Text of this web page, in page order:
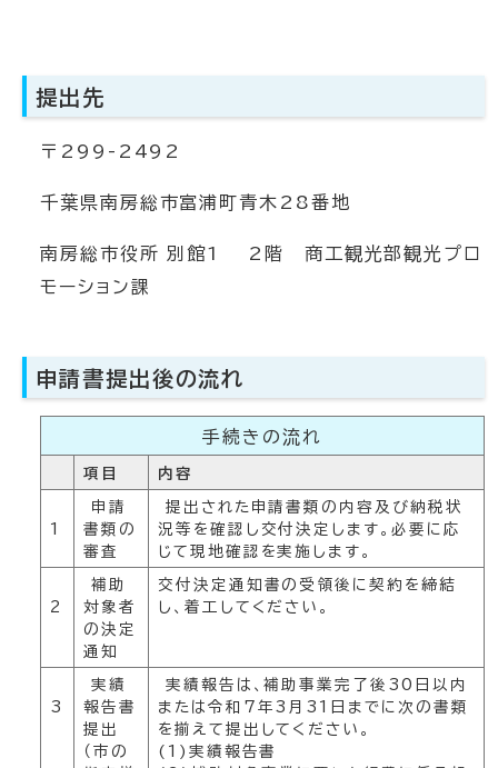
提出先
〒299-2492
千葉県南房総市富浦町青木28番地
南房総市役所 別館1 2階 商工観光部観光プロ
モーション課
申請書提出後の流れ
手続きの流れ
項目 内容
1
申請
書類の
審査
提出された申請書類の内容及び納税状
況等を確認し交付決定します。必要に応
じて現地確認を実施します。
2
補助
対象者
の決定
通知
交付決定通知書の受領後に契約を締結
し、着工してください。
3
実績
報告書
提出
（市の
実績報告は、補助事業完了後30日以内
または令和7年3月31日までに次の書類
を揃えて提出してください。
(1)実績報告書